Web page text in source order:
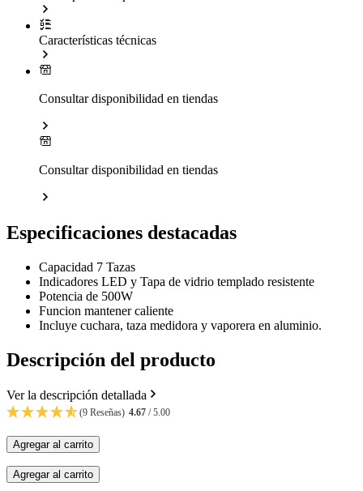
Características técnicas
Consultar disponibilidad en tiendas
Consultar disponibilidad en tiendas
Especificaciones destacadas
Capacidad 7 Tazas
Indicadores LED y Tapa de vidrio templado resistente
Potencia de 500W
Funcion mantener caliente
Incluye cuchara, taza medidora y vaporera en aluminio.
Descripción del producto
Ver la descripción detallada
(9 Reseñas) 4.67 / 5.00
Agregar al carrito
Agregar al carrito